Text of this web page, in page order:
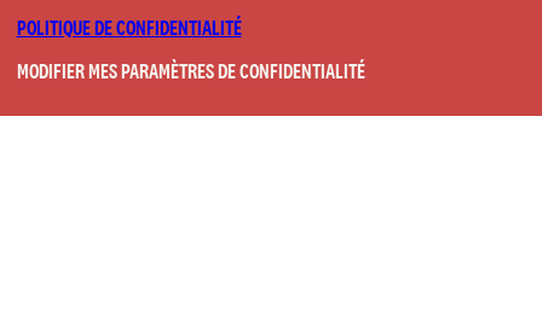
POLITIQUE DE CONFIDENTIALITÉ
MODIFIER MES PARAMÈTRES DE CONFIDENTIALITÉ